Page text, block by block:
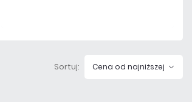
Sortuj: Cena od najniższej